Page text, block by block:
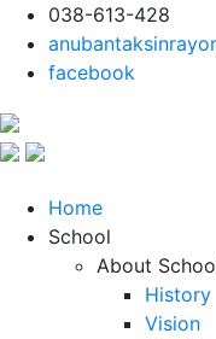
038-613-428
facebook
Home
School
About
History
Vision